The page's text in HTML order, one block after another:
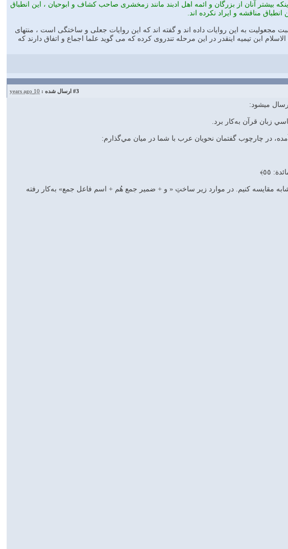
بيشتر آنان از بزرگان و ائمه اهل ادبند مانند زمخشرى صاحب كشاف و ابوحيان ، اين انطباق
انطباق مناقشه و ايراد نكرده اند.
مجعوليت به اين روايات داده اند و گفته اند كه اين روايات جعلى و ساختگى است ، منتهاى
ابن تيميه اينقدر در اين مرحله تندروى كرده كه مى گويد علما اجماع و اتفاق دارند كه
#3 ارسال شده : 10 years ago
میشود:
زبان قرآن به‌کار برد.
در چارچوب گفتمان نحويان عرب با شما در ميان مي‌گذارم:
٥٥﴾
مقايسه کنيم. در موارد زير ساختِ « و + ضمير جمع هُم + اسم فاعل جمع» به‌کار رفته